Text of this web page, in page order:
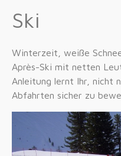
Ski
Winterzeit, weiße
Après-Ski mit netten
Anleitung lernt Ihr, nicht
Abfahrten sicher zu